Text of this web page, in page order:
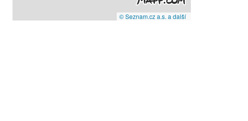
© Seznam.cz a.s. a další